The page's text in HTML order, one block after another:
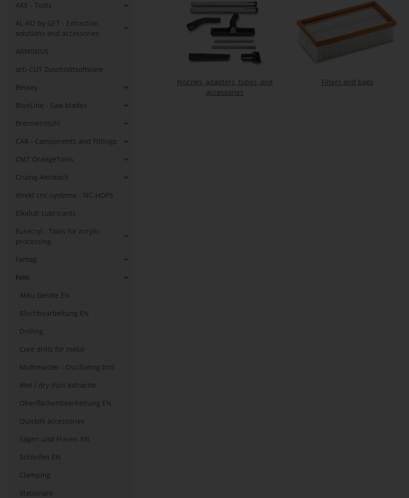
Nozzles, adapters, tubes, and
accessories
Filters and bags
AKE - Tools
AL-KO by GET - Extraction
solutions and accessories
ARMINIUS
arti-CUT Zuschnittsoftware
Bessey
BlueLine - Saw blades
Brennenstuhl
CAR - Components and Fittings
CMT OrangeTools
Cruing-Aerotech
direkt cnc-systeme - NC-HOPS
Elkalub Lubricants
Euracryl - Tools for acrylic
processing
Famag
Fein
Akku Geräte EN
Blechbearbeitung EN
Drilling
Core drills for metal
Multimaster - Oscillating tool
Wet / dry dust extractor
Oberflächenbearbeitung EN
QuickIN accessories
Sägen und Fräsen EN
Schleifen EN
Clamping
Stationäre